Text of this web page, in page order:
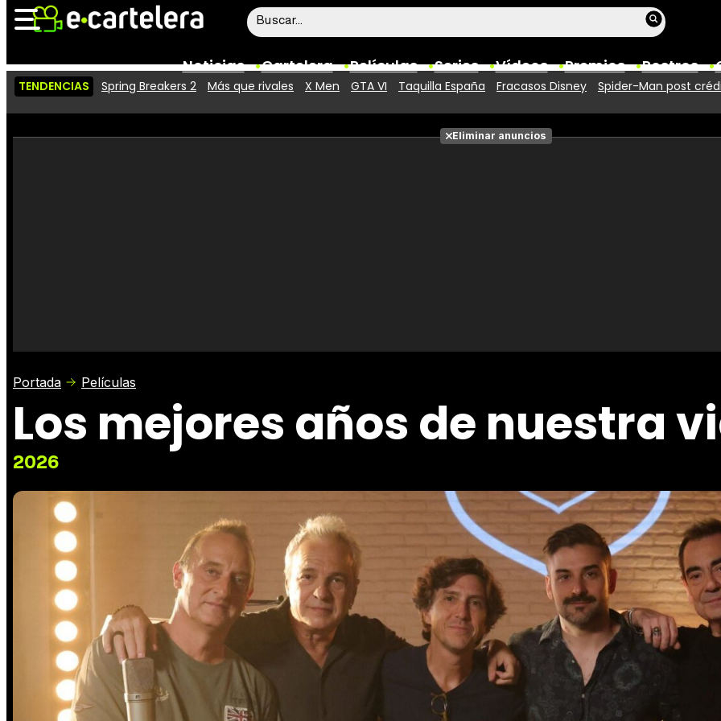
Noticias Cartelera Películas Series Vídeos Premios Rostros
Vídeos
Taquilla
Fotos
TENDENCIAS Spring Breakers 2 Más que rivales X Men GTA VI Taquilla España Fracasos Disney Spider-Man post
Eliminar anuncios
Portada Películas
Los mejores años de nuestra
2026